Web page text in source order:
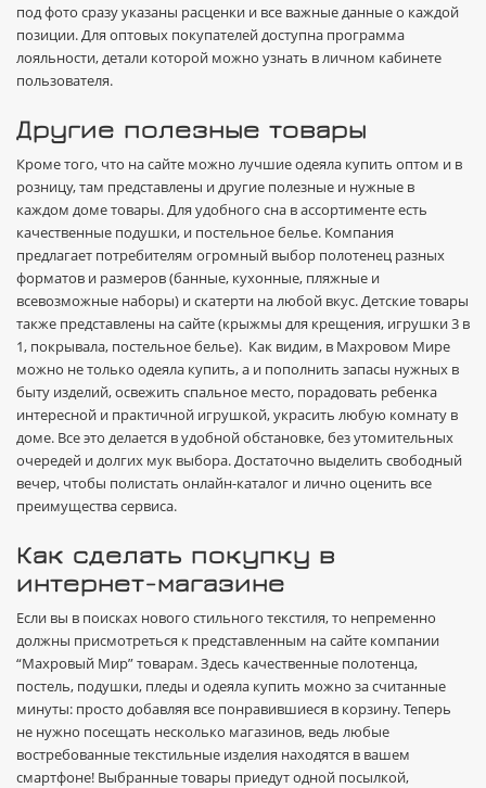
под фото сразу указаны расценки и все важные данные о каждой
позиции. Для оптовых покупателей доступна программа
лояльности, детали которой можно узнать в личном кабинете
пользователя.
Другие полезные товары
Кроме того, что на сайте можно лучшие одеяла купить оптом и в
розницу, там представлены и другие полезные и нужные в
каждом доме товары. Для удобного сна в ассортименте есть
качественные подушки, и постельное белье. Компания
предлагает потребителям огромный выбор полотенец разных
форматов и размеров (банные, кухонные, пляжные и
всевозможные наборы) и скатерти на любой вкус. Детские товары
также представлены на сайте (крыжмы для крещения, игрушки 3 в
1, покрывала, постельное белье). Как видим, в Махровом Мире
можно не только одеяла купить, а и пополнить запасы нужных в
быту изделий, освежить спальное место, порадовать ребенка
интересной и практичной игрушкой, украсить любую комнату в
доме. Все это делается в удобной обстановке, без утомительных
очередей и долгих мук выбора. Достаточно выделить свободный
вечер, чтобы полистать онлайн-каталог и лично оценить все
преимущества сервиса.
Как сделать покупку в
интернет-магазине
Если вы в поисках нового стильного текстиля, то непременно
должны присмотреться к представленным на сайте компании
“Махровый Мир” товарам. Здесь качественные полотенца,
постель, подушки, пледы и одеяла купить можно за считанные
минуты: просто добавляя все понравившиеся в корзину. Теперь
не нужно посещать несколько магазинов, ведь любые
востребованные текстильные изделия находятся в вашем
смартфоне! Выбранные товары приедут одной посылкой,